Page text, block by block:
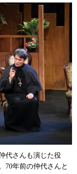
代さんも演じた役
70年前の仲代さんと